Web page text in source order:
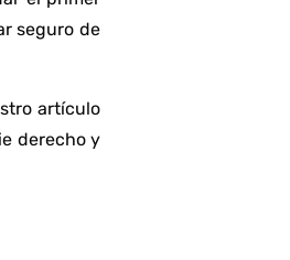
seguro de
artículo
derecho y